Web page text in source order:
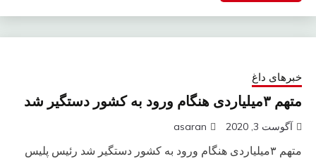
خبرهای داغ
متهم ۳میلیاردی هنگام ورود به کشور دستگیر شد
آگوست 3, 2020 asaran
متهم ۳میلیاردی هنگام ورود به کشور دستگیر شد رئیس پلیس